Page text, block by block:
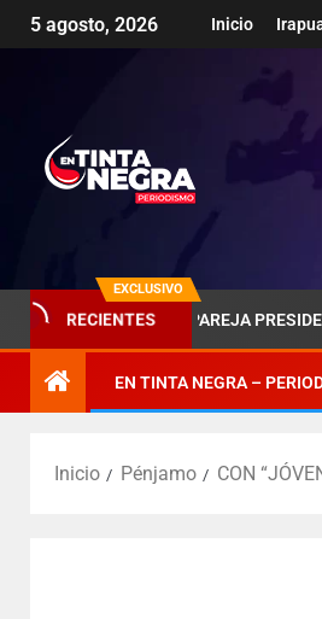
5 agosto, 2026 Inicio
EXCLUSIVO
RECIENTES
DE LA PAREJA PRESIDENCIAL EN
EN TINTA NEGRA –
Inicio Pénjamo CON